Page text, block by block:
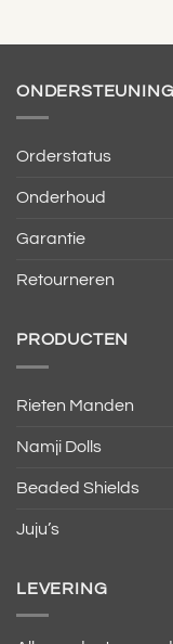
ONDERSTEUNING
Orderstatus
Onderhoud
Garantie
Retourneren
PRODUCTEN
Rieten Manden
Namji Dolls
Beaded Shields
Juju’s
LEVERING